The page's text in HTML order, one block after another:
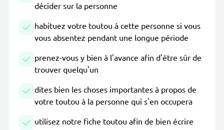
décider sur la personne
habituez votre toutou à cette personne si vous
vous absentez pendant une longue période
prenez-vous y bien à l'avance afin d'être sûr de
trouver quelqu'un
dites bien les choses importantes à propos de
votre toutou à la personne qui s'en occupera
utilisez notre fiche toutou afin de bien écrire